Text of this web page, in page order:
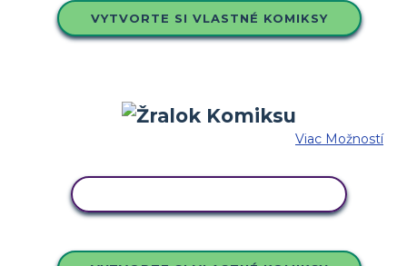
VYTVORTE SI VLASTNÉ KOMIKSY
Viac Možností